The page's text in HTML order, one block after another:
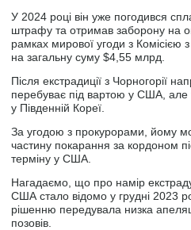
У 2024 році він уже погодився
штрафу та отримав заборону на
рамках мирової угоди з Комісією
на загальну суму $4,55 млрд.
Після екстрадиції з Чорногорії
перебуває під вартою у США,
у Південній Кореї.
За угодою з прокурорами, йому
частину покарання за кордоном
терміну у США.
Нагадаємо, що про намір
США стало відомо у грудні 2023
рішенню передувала низка
позовів.